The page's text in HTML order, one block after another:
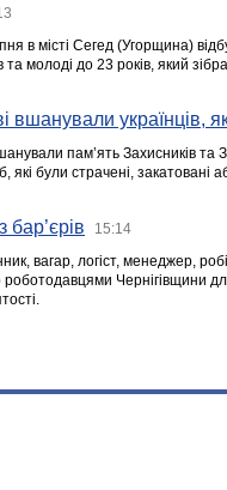
в місті Сегед (Угорщина)
та молоді до 23 років, який
вшанували українців,
пам’ять Захисників
які були страчені, закатовані
бар’єрів 15:14
вагар, логіст, менеджер,
Чернігівщини